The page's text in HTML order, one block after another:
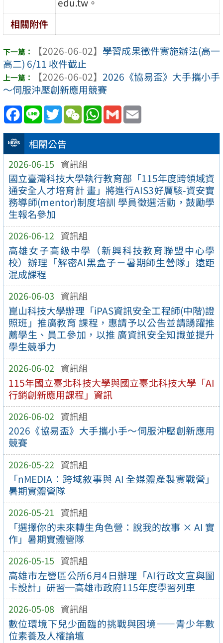
相關公告
2026-06-15 資訊組
國立臺灣科技大學執行教育部「115年度跨領域資
通安全人才培育計 畫」將進行AIS3好厲駭-資安實
務導師(mentor)制度培訓 學員徵選活動，鼓勵學
生報名參加
2026-06-12 資訊組
高雄女子高級中學（新興科技教育聯盟中心學
校）辦理「解密AI黑盒子－暑期師生營隊」遠距
混成課程
2026-06-03 資訊組
崑山科技大學辦理「iPAS資訊安全工程師(中階)證
照班」推廣教育 課程，惠請予以公告並請踴躍推
薦學生、員工參加，以推 廣資訊安全知識並提升
學生競爭力
2026-06-02 資訊組
115年國立臺北科技大學與國立臺北科技大學「AI
行銷創新應用課程」資訊
2026-06-02 資訊組
2026《協易盃》大手攜小手～伺服沖壓創新應用
競賽
2026-05-22 資訊組
「nMEDIA：跨域敘事與 AI 全媒體產製實戰營」
暑期實體營隊
2026-05-21 資訊組
「選擇你的未來轉生角色營：說我的故事 × AI 實
作」暑期實體營隊
2026-05-15 資訊組
高雄市左營區公所6月4日辦理「AI行政文宣與圖
卡設計」研習─高雄市政府115年度學習列車
2026-05-08 資訊組
數位環境下兒少面臨的挑戰與困境——青少年數
位素養及人權論壇
相關附件
【2026-06-02】 學習成果徵件實施辦法(高一
高二) 6/11 收件截止
【2026-06-02】 2026《協易盃》大手攜小手
～伺服沖壓創新應用競賽
Facebook
Line TwitterWeChatWhatsApp
Gmail